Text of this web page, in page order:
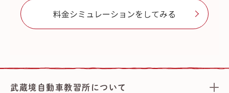
料金シミュレーションをしてみる
武蔵境自動車教習所について